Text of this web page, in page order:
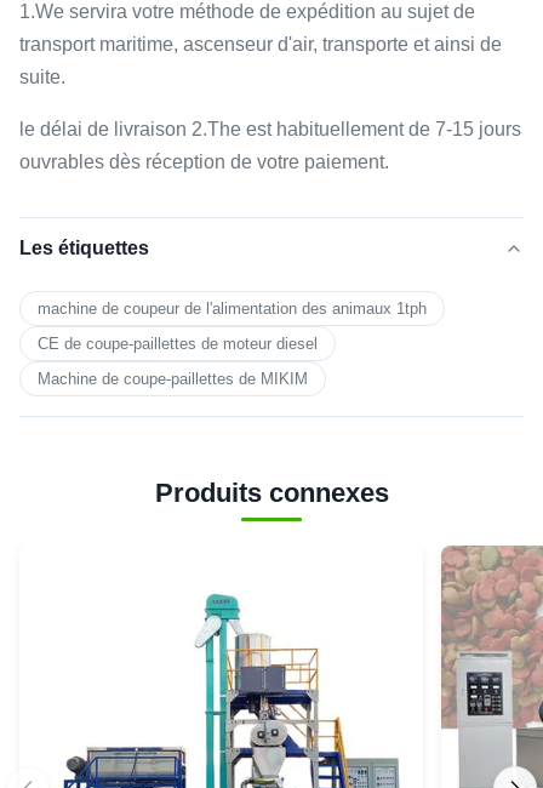
1.We servira votre méthode de expédition au sujet de
transport maritime, ascenseur d'air, transporte et ainsi de
suite.
le délai de livraison 2.The est habituellement de 7-15 jours
ouvrables dès réception de votre paiement.
Les étiquettes
machine de coupeur de l'alimentation des animaux 1tph
CE de coupe-paillettes de moteur diesel
Machine de coupe-paillettes de MIKIM
Produits connexes